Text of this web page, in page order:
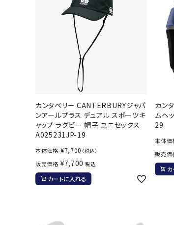
メルマガ登録
特定商取引法
プライバシーポリシー
カンタベリー CANTERBURYジャパ
ンアールプラス デュアル スポーツキ
ャップ ラグビー 帽子 ユニセックス
A025231JP-19
本体価格 ¥7,700 （税込）
販売価格 ¥7,700 税込
カートに入れる
カン
ムヘ
29
本体価
販売価